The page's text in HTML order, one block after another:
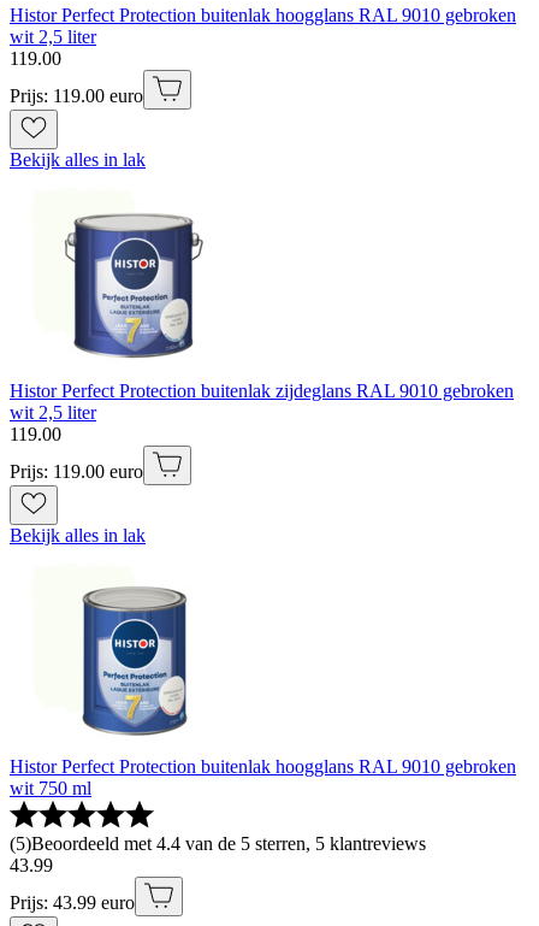
Histor Perfect Protection buitenlak hoogglans RAL 9010 gebroken
wit 2,5 liter
119.00
Prijs: 119.00 euro
Bekijk alles in lak
Histor Perfect Protection buitenlak zijdeglans RAL 9010 gebroken
wit 2,5 liter
119.00
Prijs: 119.00 euro
Bekijk alles in lak
Histor Perfect Protection buitenlak hoogglans RAL 9010 gebroken
wit 750 ml
(5)Beoordeeld met 4.4 van de 5 sterren, 5 klantreviews
43.99
Prijs: 43.99 euro